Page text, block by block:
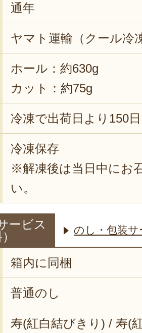
通年
ヤマト運輸（クール冷
ホール：約630g
カット：約75g
冷凍で出荷日より150日
冷凍保存
※解凍後は当日中にお
い。
ービス
のし・包装
箱内に同梱
普通のし
寿(紅白結びきり) / 寿(